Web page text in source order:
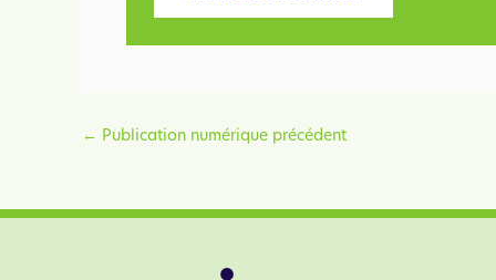
← Publication numérique précédent